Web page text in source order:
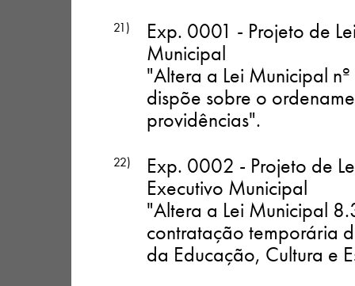
21)
Exp. 0001 - Projeto de
Municipal
"Altera a Lei Municipal
dispõe sobre o
providências".
22)
Exp. 0002 - Projeto de
Executivo Municipal
"Altera a Lei Municipal
contratação temporária
da Educação, Cultura e